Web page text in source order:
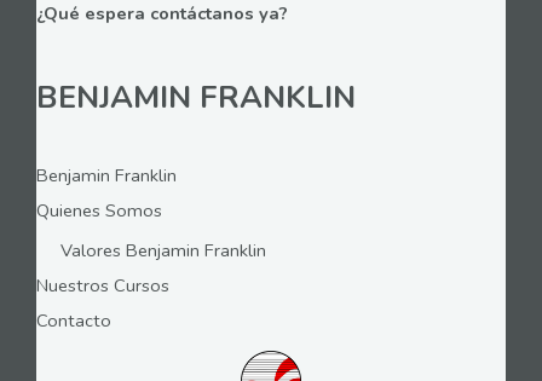
¿Qué espera contáctanos ya?
BENJAMIN FRANKLIN
Benjamin Franklin
Quienes Somos
Valores Benjamin Franklin
Nuestros Cursos
Contacto